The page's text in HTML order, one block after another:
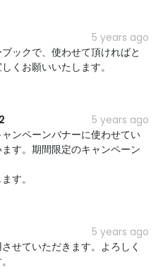
5 years ago
ックで、使わせて頂ければと
くお願いいたします。
5 years ago
ンペーンバナーに使わせてい
す。期間限定のキャンペーン
す。
5 years ago
せていただきます。よろしく